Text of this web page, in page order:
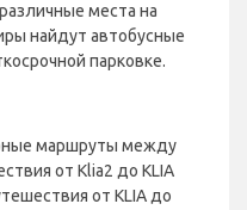
места на
найдут автобусные
парковке.
маршруты между
от Klia2 до KLIA
от KLIA до